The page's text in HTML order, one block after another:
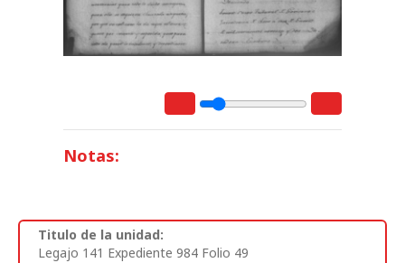
Notas:
Titulo de la unidad:
Legajo 141 Expediente 984 Folio 49